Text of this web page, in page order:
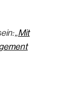
„Mit